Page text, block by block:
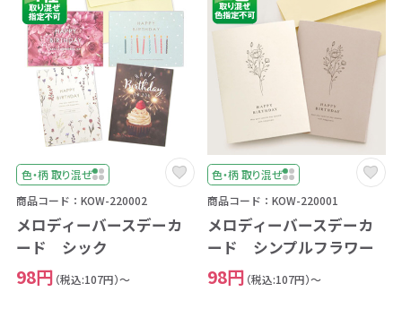
色・柄 取り混ぜ
商品コード：KOW-220002
メロディーバースデーカ
ード シック
98円 （税込:107円）～
色・柄 取り混ぜ
商品コード：KOW-220001
メロディーバースデーカ
ード シンプルフラワー
98円 （税込:107円）～